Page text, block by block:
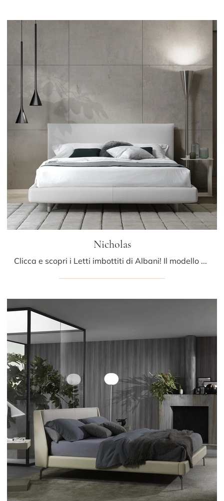
Nicholas
Clicca e scopri i Letti imbottiti di Albani! Il modello Nicholas in pelle ti aspetta nelle versioni matrimoniali.